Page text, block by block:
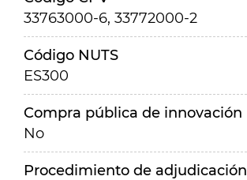
33763000-6, 33772000-2
Código NUTS
ES300
Compra pública de innovación
No
Procedimiento de adjudicación